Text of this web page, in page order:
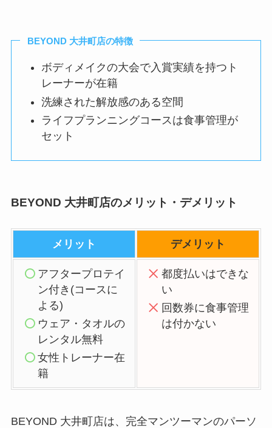
BEYOND 大井町店の特徴
ボディメイクの大会で入賞実績を持つト
レーナーが在籍
洗練された解放感のある空間
ライフプランニングコースは食事管理が
セット
BEYOND 大井町店のメリット・デメリット
メリット デメリット
アフタープロテイ
ン付き(コースに
よる)
ウェア・タオルの
レンタル無料
女性トレーナー在
籍
都度払いはできな
い
回数券に食事管理
は付かない
BEYOND 大井町店は、完全マンツーマンのパーソ